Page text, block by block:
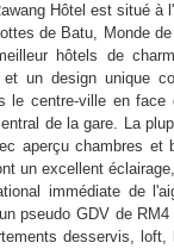
Hôtel est situé à
de Batu, Monde
hôtels de
un design unique
le centre-ville en face
de la gare. La
aperçu chambres et
un excellent
immédiate de
pseudo GDV de
desservis, loft,